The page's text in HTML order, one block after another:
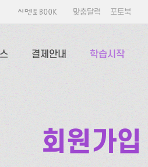
맞춤달력 포토북
결제안내 학습시작
회원가입